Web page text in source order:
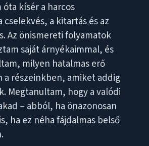
kísér a harcos
cselekvés, a kitartás és az
Az önismereti folyamatok
saját árnyékaimmal, és
milyen hatalmas erő
a részeinkben, amiket addig
Megtanultam, hogy a valódi
– abból, ha önazonosan
ha ez néha fájdalmas belső